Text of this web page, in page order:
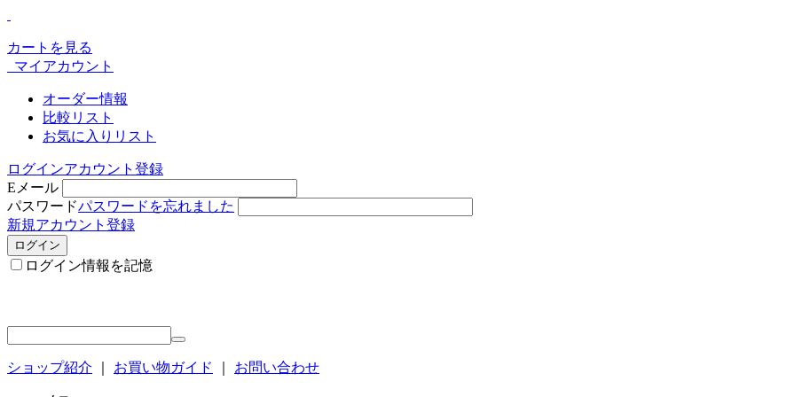
カートを見る
マイアカウント
オーダー情報
比較リスト
お気に入りリスト
ログインアカウント登録
Eメール
パスワードパスワードを忘れました
新規アカウント登録
ログイン
ログイン情報を記憶
ショップ紹介 お買い物ガイド お問い合わせ